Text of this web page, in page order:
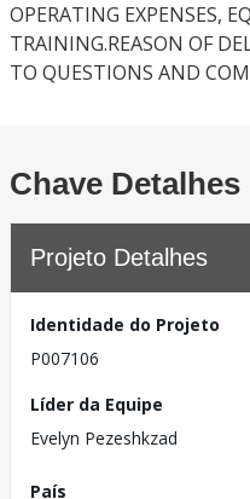
OPERATING EXPENSES,
TRAINING.REASON OF
TO QUESTIONS AND
Chave Detalhes
Projeto Detalhes
Identidade do Projeto
P007106
Líder da Equipe
Evelyn Pezeshkzad
País